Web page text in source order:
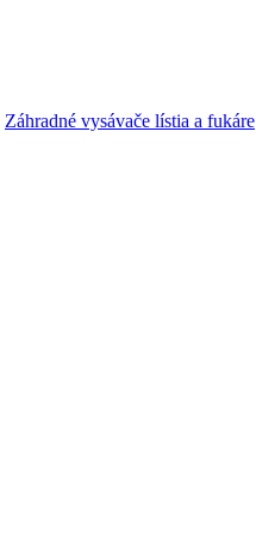
Záhradné vysávače lístia a fukáre